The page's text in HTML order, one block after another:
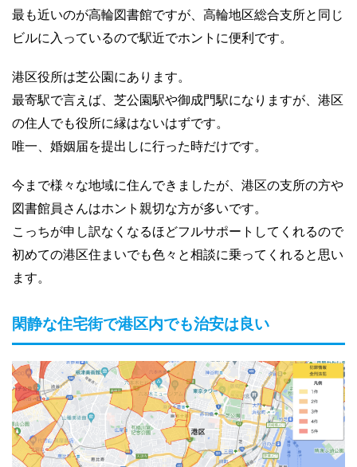
最も近いのが高輪図書館ですが、高輪地区総合支所と同じ
ビルに入っているので駅近でホントに便利です。
港区役所は芝公園にあります。
最寄駅で言えば、芝公園駅や御成門駅になりますが、港区
の住人でも役所に縁はないはずです。
唯一、婚姻届を提出しに行った時だけです。
今まで様々な地域に住んできましたが、港区の支所の方や
図書館員さんはホント親切な方が多いです。
こっちが申し訳なくなるほどフルサポートしてくれるので
初めての港区住まいでも色々と相談に乗ってくれると思い
ます。
閑静な住宅街で港区内でも治安は良い